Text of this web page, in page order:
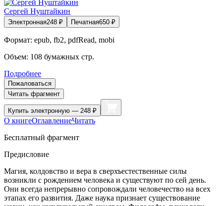
Сергей Нуштайкин
Электронная248 ₽ Печатная650 ₽
Формат: epub, fb2, pdfRead, mobi
Объем: 108 бумажных стр.
Подробнее
Пожаловаться
Читать фрагмент
Купить электронную — 248 ₽
О книгеОглавлениеЧитать
Бесплатный фрагмент
Предисловие
Магия, колдовство и вера в сверхъестественные силы
возникли с рождением человека и существуют по сей день.
Они всегда непрерывно сопровождали человечество на всех
этапах его развития. Даже наука признает существование